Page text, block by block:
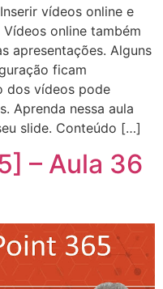
vídeos online e
online também
apresentações. Alguns
ficam
dos vídeos pode
Aprenda nessa aula
slide. Conteúdo […]
– Aula 36